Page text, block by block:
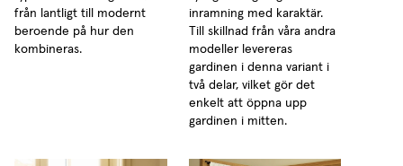
från lantligt till modernt
beroende på hur den
kombineras.
inramning med karaktär.
Till skillnad från våra andra
modeller levereras
gardinen i denna variant i
två delar, vilket gör det
enkelt att öppna upp
gardinen i mitten.